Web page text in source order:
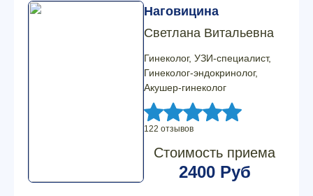
Наговицина
Светлана Витальевна
Гинеколог, УЗИ-специалист,
Гинеколог-эндокринолог,
Акушер-гинеколог
122 отзывов
Стоимость приема
2400 Руб